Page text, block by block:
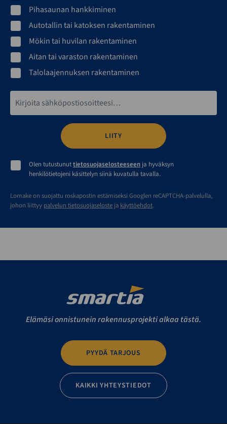
Pihasaunan hankkiminen
Autotallin tai katoksen rakentaminen
Mökin tai huvilan rakentaminen
Aitan tai varaston rakentaminen
Talolaajennuksen rakentaminen
Sähköpostiosoite*
Olen tutustunuttietosuojaselosteeseen ja hyväksyn
henkilötietojeni käsittelyn siinä kuvatulla tavalla.
Lomake on suojattu roskapostin estämiseksi Googlen reCAPTCHA-palvelulla,
johon liittyy palvelun tietosuojaseloste ja käyttöehdot.
Elämäsi onnistunein rakennusprojekti alkaa tästä.
PYYDÄ TARJOUS
KAIKKI YHTEYSTIEDOT